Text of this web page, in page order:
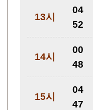
13시
04
52
14시
00
48
15시
04
47